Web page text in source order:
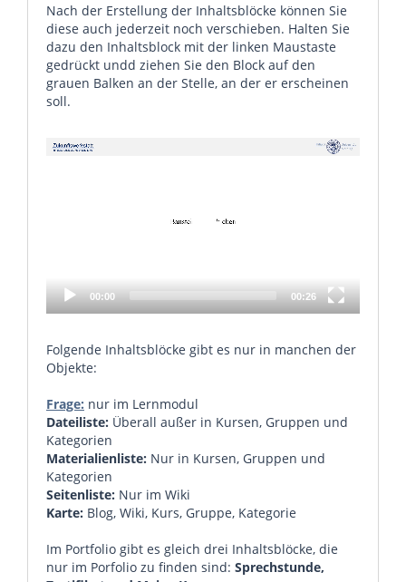
Nach der Erstellung der Inhaltsblöcke können Sie
diese auch jederzeit noch verschieben. Halten Sie
dazu den Inhaltsblock mit der linken Maustaste
gedrückt undd ziehen Sie den Block auf den
grauen Balken an der Stelle, an der er erscheinen
soll.
Video
00:00 00:26
Folgende Inhaltsblöcke gibt es nur in manchen der
Objekte:
Frage: nur im Lernmodul
Dateiliste: Überall außer in Kursen, Gruppen und
Kategorien
Materialienliste: Nur in Kursen, Gruppen und
Kategorien
Seitenliste: Nur im Wiki
Karte: Blog, Wiki, Kurs, Gruppe, Kategorie
Im Portfolio gibt es gleich drei Inhaltsblöcke, die
nur im Porfolio zu finden sind: Sprechstunde,